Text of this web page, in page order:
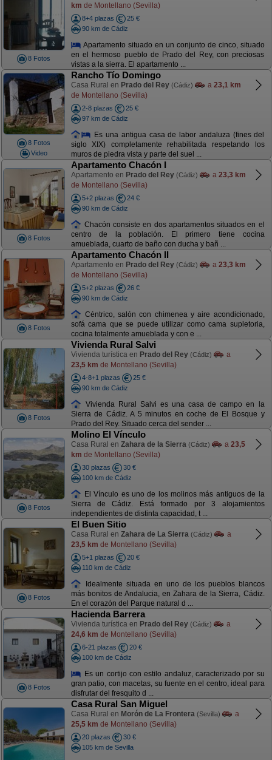
8 Fotos
km de Montellano (Sevilla)
8+4 plazas
25 €
90 km de Cádiz
Apartamento situado en un conjunto de cinco, situado
en el hermoso pueblo de Prado del Rey, con preciosas
vistas a la sierra. El apartamento ...
8 Fotos
Video
Rancho Tío Domingo
Casa Rural en Prado del Rey (Cádiz) a 23,1 km
de Montellano (Sevilla)
2-8 plazas
25 €
97 km de Cádiz
Es una antigua casa de labor andaluza (fines del
siglo XIX) completamente rehabilitada respetando los
muros de piedra vista y parte del suel ...
8 Fotos
Apartamento Chacón I
Apartamento en Prado del Rey (Cádiz) a 23,3 km
de Montellano (Sevilla)
5+2 plazas
24 €
90 km de Cádiz
Chacón consiste en dos apartamentos situados en el
centro de la población. El primero tiene cocina
amueblada, cuarto de baño con ducha y bañ ...
8 Fotos
Apartamento Chacón II
Apartamento en Prado del Rey (Cádiz) a 23,3 km
de Montellano (Sevilla)
5+2 plazas
26 €
90 km de Cádiz
Céntrico, salón con chimenea y aire acondicionado,
sofá cama que se puede utilizar como cama supletoria,
cocina totalmente amueblada y con e ...
8 Fotos
Vivienda Rural Salvi
Vivienda turística en Prado del Rey (Cádiz)
a
23,5 km de Montellano (Sevilla)
4-8+1 plazas
25 €
90 km de Cádiz
Vivienda Rural Salvi es una casa de campo en la
Sierra de Cádiz. A 5 minutos en coche de El Bosque y
Prado del Rey. Situado cerca del sender ...
8 Fotos
Molino El Vínculo
Casa Rural en Zahara de la Sierra (Cádiz) a 23,5
km de Montellano (Sevilla)
30 plazas
30 €
100 km de Cádiz
El Vínculo es uno de los molinos más antiguos de la
Sierra de Cádiz. Está formado por 3 alojamientos
independientes de distinta capacidad, t ...
8 Fotos
El Buen Sitio
Casa Rural en Zahara de La Sierra (Cádiz)
a
23,5 km de Montellano (Sevilla)
5+1 plazas
20 €
110 km de Cádiz
Idealmente situada en uno de los pueblos blancos
más bonitos de Andalucia, en Zahara de la Sierra, Cádiz.
En el corazón del Parque natural d ...
8 Fotos
Hacienda Barrera
Vivienda turística en Prado del Rey (Cádiz)
a
24,6 km de Montellano (Sevilla)
6-21 plazas
20 €
100 km de Cádiz
Es un cortijo con estilo andaluz, caracterizado por su
gran patio, con macetas, su fuente en el centro, ideal para
disfrutar del fresquito d ...
Casa Rural San Miguel
Casa Rural en Morón de La Frontera (Sevilla)
a
25,5 km de Montellano (Sevilla)
20 plazas
30 €
105 km de Sevilla